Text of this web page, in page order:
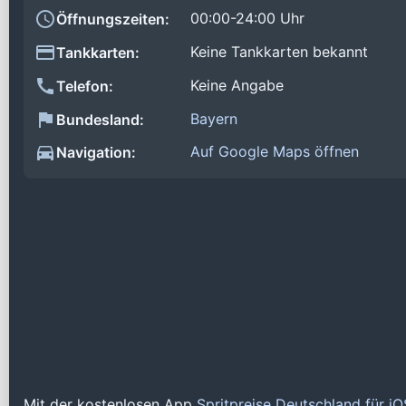
Öffnungszeiten:
00:00-24:00 Uhr
Tankkarten:
Keine Tankkarten bekannt
Telefon:
Keine Angabe
Bundesland:
Bayern
Navigation:
Auf Google Maps öffnen